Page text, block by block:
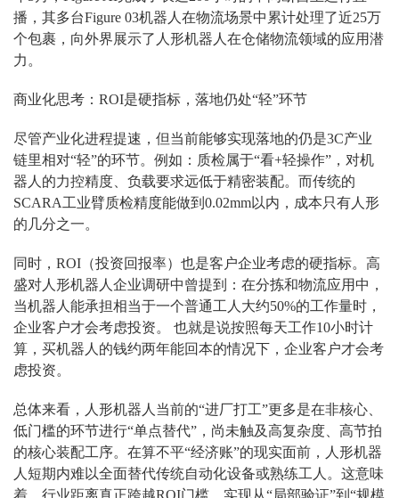
播，其多台Figure 03机器人在物流场景中累计处理了近25万
个包裹，向外界展示了人形机器人在仓储物流领域的应用潜
力。
商业化思考：ROI是硬指标，落地仍处“轻”环节
尽管产业化进程提速，但当前能够实现落地的仍是3C产业
链里相对“轻”的环节。例如：质检属于“看+轻操作”，对机
器人的力控精度、负载要求远低于精密装配。而传统的
SCARA工业臂质检精度能做到0.02mm以内，成本只有人形
的几分之一。
同时，ROI（投资回报率）也是客户企业考虑的硬指标。高
盛对人形机器人企业调研中曾提到：在分拣和物流应用中，
当机器人能承担相当于一个普通工人大约50%的工作量时，
企业客户才会考虑投资。 也就是说按照每天工作10小时计
算，买机器人的钱约两年能回本的情况下，企业客户才会考
虑投资。
总体来看，人形机器人当前的“进厂打工”更多是在非核心、
低门槛的环节进行“单点替代”，尚未触及高复杂度、高节拍
的核心装配工序。在算不平“经济账”的现实面前，人形机器
人短期内难以全面替代传统自动化设备或熟练工人。这意味